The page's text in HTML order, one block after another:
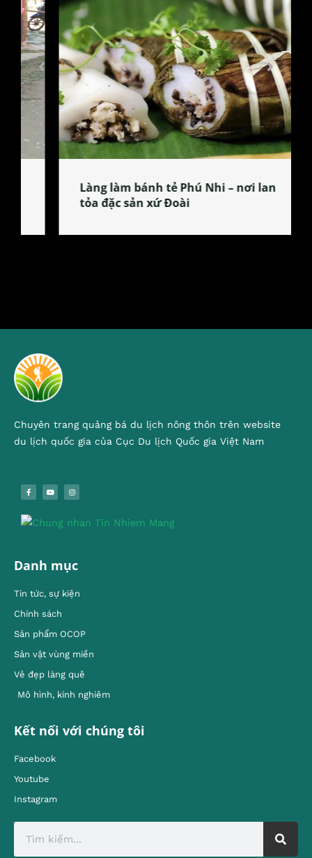
Làng làm bánh tẻ Phú Nhi – nơi lan
tỏa đặc sản xứ Đoài
Chuyên trang quảng bá du lịch nông thôn trên website
du lịch quốc gia của Cục Du lịch Quốc gia Việt Nam
Danh mục
Tin tức, sự kiện
Chính sách
Sản phẩm OCOP
Sản vật vùng miền
Vẻ đẹp làng quê
Mô hình, kinh nghiêm
Kết nối với chúng tôi
Facebook
Youtube
Instagram